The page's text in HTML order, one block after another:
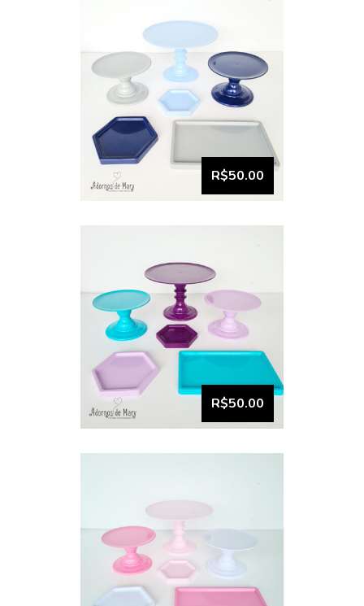
VISUALIZAR
R$50.00
VISUALIZAR
Bandeja e boleira kit
comemore (14)
R$50.00
VISUALIZAR
Bandeja e boleira kit
comemore (15)
Bandeja e boleira kit